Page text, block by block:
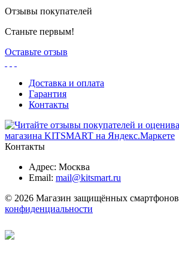
Отзывы покупателей
Станьте первым!
Оставьте отзыв
Доставка и оплата
Гарантия
Контакты
Контакты
Адрес: Москва
Email: mail@kitsmart.ru
© 2026 Магазин защищённых смартфонов
конфиденциальности